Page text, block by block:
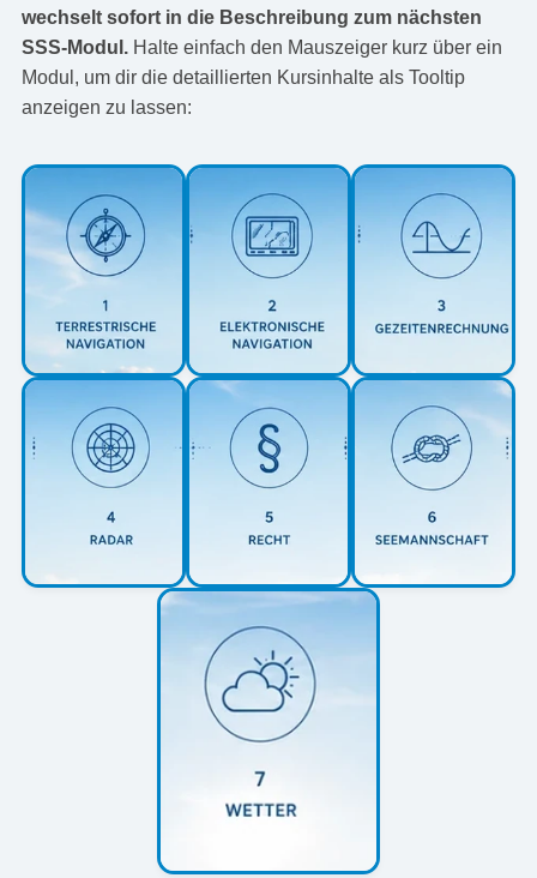
wechselt sofort in die Beschreibung zum nächsten
SSS-Modul.Halte einfach den Mauszeiger kurz über ein
Modul, um dir die detaillierten Kursinhalte als Tooltip
anzeigen zu lassen: